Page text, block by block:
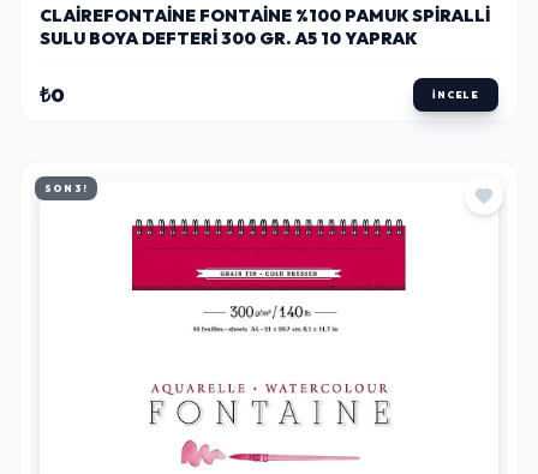
CLAIREFONTAINE FONTAINE %100 PAMUK SPIRALLI
SULU BOYA DEFTERI 300 GR. A5 10 YAPRAK
₺0 İNCELE
SON 3!